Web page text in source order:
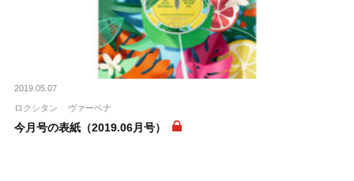
2019.05.07
ロクシタン ヴァーベナ
今月号の表紙（2019.06月号）